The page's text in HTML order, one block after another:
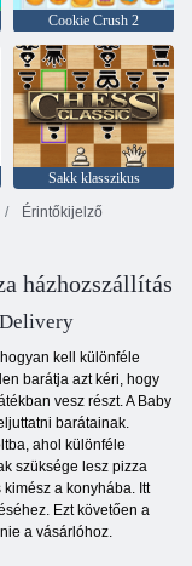
Cookie Crush 2
Sakk klasszikus
Érintőkijelző
házhozszállítás
kell különféle
barátja azt kéri, hogy
vesz részt. A Baby
barátainak.
ahol különféle
szüksége lesz pizza
a konyhába. Itt
Ezt követően a
a vásárlóhoz.